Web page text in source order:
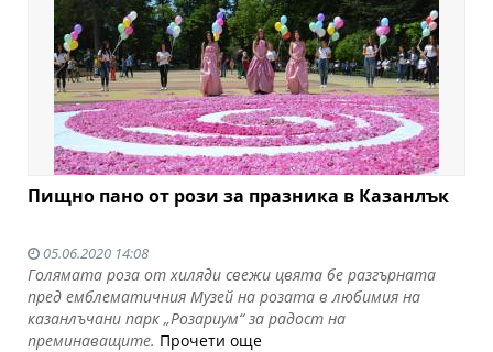
Пищно пано от рози за празника в Казанлък
05.06.2020 14:08
Голямата роза от хиляди свежи цвята бе разгърната
пред емблематичния Музей на розата в любимия на
казанлъчани парк „Розариум“ за радост на
преминаващите. Прочети още